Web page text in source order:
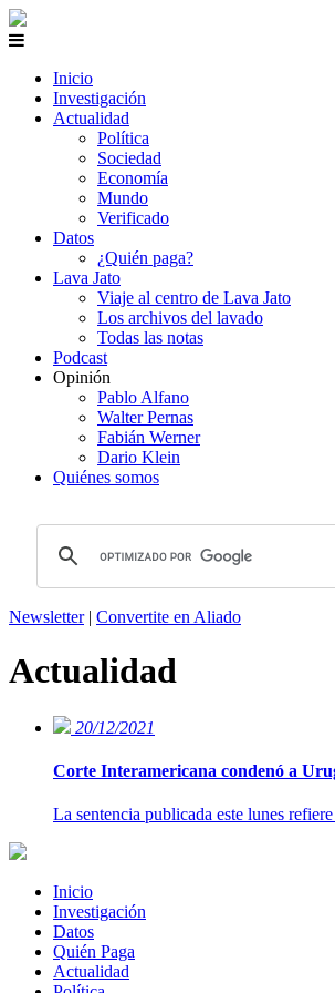
Inicio
Investigación
Actualidad
Política
Sociedad
Economía
Mundo
Verificado
Datos
¿Quién paga?
Lava Jato
Viaje al centro de Lava Jato
Los archivos del lavado
Todas las notas
Podcast
Opinión
Pablo Alfano
Walter Pernas
Fabián Werner
Dario Klein
Quiénes somos
Newsletter| Convertite en Aliado
Actualidad
20/12/2021
Corte Interamericana condenó a
La sentencia publicada este lunes
Inicio
Investigación
Datos
Quién Paga
Actualidad